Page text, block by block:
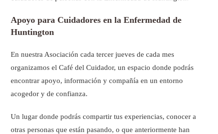
Apoyo para Cuidadores en la Enfermedad de
Huntington
En nuestra Asociación cada tercer jueves de cada mes
organizamos el Café del Cuidador, un espacio donde podrás
encontrar apoyo, información y compañía en un entorno
acogedor y de confianza.
Un lugar donde podrás compartir tus experiencias, conocer a
otras personas que están pasando, o que anteriormente han